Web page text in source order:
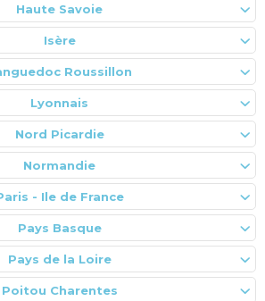
Haute Savoie
Isère
Roussillon
Lyonnais
Nord Picardie
Normandie
- Ile de France
Pays Basque
Pays de la Loire
Poitou Charentes